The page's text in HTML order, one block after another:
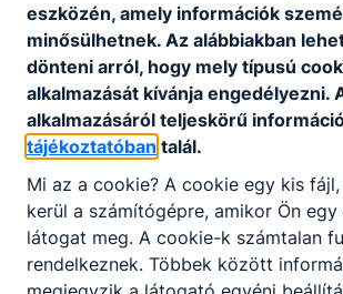
Tovább
Tovább
eszközén, amely információk
minősülhetnek. Az alábbiakban
dönteni arról, hogy mely típusú
alkalmazását kívánja engedélyezni.
alkalmazásáról teljeskörű
tájékoztatóban talál.
Mi az a cookie? A cookie egy kis
kerül a számítógépre, amikor Ön
látogat meg. A cookie-k számtalan
rendelkeznek. Többek között